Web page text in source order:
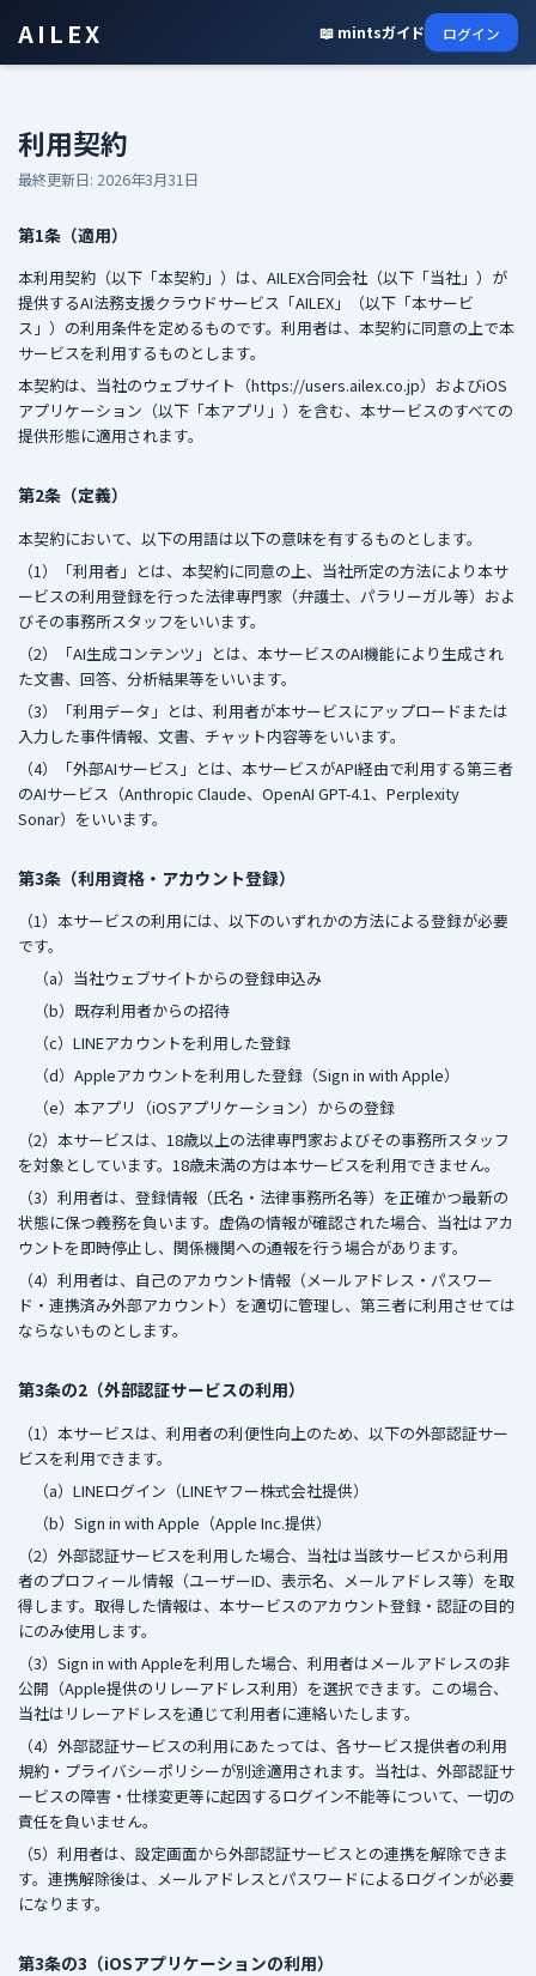
AILEX 📖 mintsガイド ログイン
利用契約
最終更新日: 2026年3月31日
第1条（適用）
本利用契約（以下「本契約」）は、AILEX合同会社（以下「当社」）が
提供するAI法務支援クラウドサービス「AILEX」（以下「本サービ
ス」）の利用条件を定めるものです。利用者は、本契約に同意の上で本
サービスを利用するものとします。
本契約は、当社のウェブサイト（https://users.ailex.co.jp）およびiOS
アプリケーション（以下「本アプリ」）を含む、本サービスのすべての
提供形態に適用されます。
第2条（定義）
本契約において、以下の用語は以下の意味を有するものとします。
（1）「利用者」とは、本契約に同意の上、当社所定の方法により本サ
ービスの利用登録を行った法律専門家（弁護士、パラリーガル等）およ
びその事務所スタッフをいいます。
（2）「AI生成コンテンツ」とは、本サービスのAI機能により生成され
た文書、回答、分析結果等をいいます。
（3）「利用データ」とは、利用者が本サービスにアップロードまたは
入力した事件情報、文書、チャット内容等をいいます。
（4）「外部AIサービス」とは、本サービスがAPI経由で利用する第三者
のAIサービス（Anthropic Claude、OpenAI GPT-4.1、Perplexity
Sonar）をいいます。
第3条（利用資格・アカウント登録）
（1）本サービスの利用には、以下のいずれかの方法による登録が必要
です。
（a）当社ウェブサイトからの登録申込み
（b）既存利用者からの招待
（c）LINEアカウントを利用した登録
（d）Appleアカウントを利用した登録（Sign in with Apple）
（e）本アプリ（iOSアプリケーション）からの登録
（2）本サービスは、18歳以上の法律専門家およびその事務所スタッフ
を対象としています。18歳未満の方は本サービスを利用できません。
（3）利用者は、登録情報（氏名・法律事務所名等）を正確かつ最新の
状態に保つ義務を負います。虚偽の情報が確認された場合、当社はアカ
ウントを即時停止し、関係機関への通報を行う場合があります。
（4）利用者は、自己のアカウント情報（メールアドレス・パスワー
ド・連携済み外部アカウント）を適切に管理し、第三者に利用させては
ならないものとします。
第3条の2（外部認証サービスの利用）
（1）本サービスは、利用者の利便性向上のため、以下の外部認証サー
ビスを利用できます。
（a）LINEログイン（LINEヤフー株式会社提供）
（b）Sign in with Apple（Apple Inc.提供）
（2）外部認証サービスを利用した場合、当社は当該サービスから利用
者のプロフィール情報（ユーザーID、表示名、メールアドレス等）を取
得します。取得した情報は、本サービスのアカウント登録・認証の目的
にのみ使用します。
（3）Sign in with Appleを利用した場合、利用者はメールアドレスの非
公開（Apple提供のリレーアドレス利用）を選択できます。この場合、
当社はリレーアドレスを通じて利用者に連絡いたします。
（4）外部認証サービスの利用にあたっては、各サービス提供者の利用
規約・プライバシーポリシーが別途適用されます。当社は、外部認証サ
ービスの障害・仕様変更等に起因するログイン不能等について、一切の
責任を負いません。
（5）利用者は、設定画面から外部認証サービスとの連携を解除できま
す。連携解除後は、メールアドレスとパスワードによるログインが必要
になります。
第3条の3（iOSアプリケーションの利用）